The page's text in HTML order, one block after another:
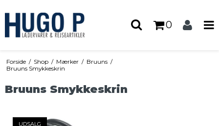
0
Forside / Shop / Mærker / Bruuns /
Bruuns Smykkeskrin
Bruuns Smykkeskrin
UDSALG